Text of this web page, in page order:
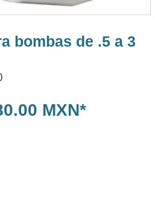
bombas de .5 a 3
MXN*